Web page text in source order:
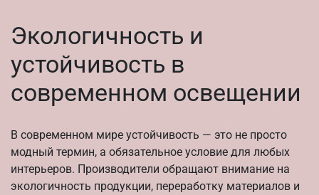
Экологичность и
устойчивость в
современном освещении
В современном мире устойчивость — это не просто
модный термин, а обязательное условие для любых
интерьеров. Производители обращают внимание на
экологичность продукции, переработку материалов и